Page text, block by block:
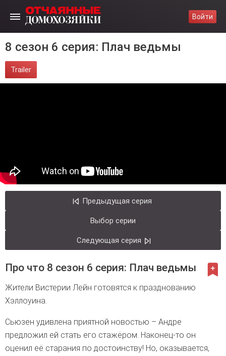
8 сезон 6 серия: Плач ведьмы
Trailer
Предыдущая серия
Выбор серии
Следующая серия
Про что 8 сезон 6 серия: Плач ведьмы
Жители Вистерии Лейн готовятся к празднованию
Хэллоуина.
Сьюзен удивлена приятной новостью – Андре
предложил ей стать его стажёром. Наконец-то он
оценил её старания по достоинству! Но, оказывается,
Войти